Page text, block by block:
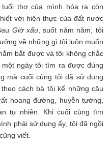
thơ của mình hóa ra còn
với hiện thực của đất nước
Giờ xấu, suốt năm năm, tôi
về những gì tôi luôn muốn
bắt được và tôi không chắc
ngày tôi tìm ra được đúng
mà cuối cùng tôi đã sử dụng
cách bà tôi kể những câu
hoang đường, huyễn tưởng,
tự nhiên. Khi cuối cùng tìm
phải sử dụng ấy, tôi đã ngồi
viết.